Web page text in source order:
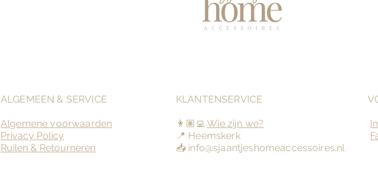
KLANTENSERVICE
👩🏽‍💻Wie zijn we?
📍 Heemskerk
📥 info@sjaantjeshomeaccessoires.nl
ALGEMEEN & SERVICE
Algemene voorwaarden
Privacy Policy
Ruilen & Retourneren